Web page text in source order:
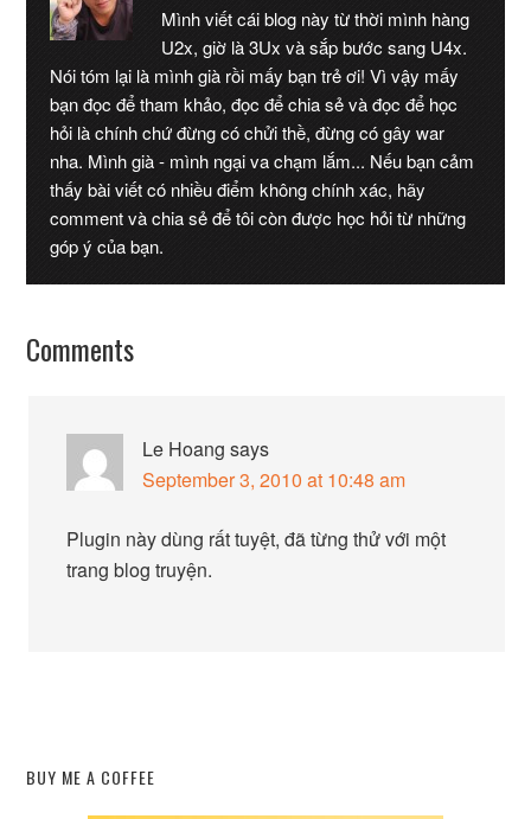
Mình viết cái blog này từ thời mình hàng
U2x, giờ là 3Ux và sắp bước sang U4x.
Nói tóm lại là mình già rồi mấy bạn trẻ ơi! Vì vậy mấy
bạn đọc để tham khảo, đọc để chia sẻ và đọc để học
hỏi là chính chứ đừng có chửi thề, đừng có gây war
nha. Mình già - mình ngại va chạm lắm... Nếu bạn cảm
thấy bài viết có nhiều điểm không chính xác, hãy
comment và chia sẻ để tôi còn được học hỏi từ những
góp ý của bạn.
Comments
Le Hoang says
September 3, 2010 at 10:48 am
Plugin này dùng rất tuyệt, đã từng thử với một
trang blog truyện.
BUY ME A COFFEE